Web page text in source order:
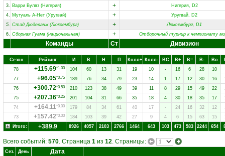
3. Варри Вулвз (Нигерия) +
Нигерия, D2
4. Мутуаль А-Нет (Уругвай) +
Уругвай, D2
5. Стад Дюделанж (Люксембург) +
Люксембург, D1
6. Сборная Гуама (национальная) + Отборочный турнир к чемпионату
Команды Ст Дивизион
Сезон Рейтинг И В Н П Колл+ Колл- ВC В+ В= В- Вo
78
+115.69*1.00 104 60 13 31 19 10 - 16 6 28
10
77
+96.05*0.75 189 76 34 79 23 14 1 17 12 30 16
76
+300.72*0.50 210 123 38 49 39 11 8 29 15 49 22
75
+207.36*0.25 201 104 31 66 35 18 4 30 18 35 17
74
+164.11*0.00 179 84 34 61 40 17 - 24 16 32 12
73
+157.42*0.00 184 103 39 42 27 9 4 6 15 63 15
Итого:
+389.9 8926 4057 2103 2766 1464 643 103 473 583 2244 654
Всего событий: 570. Страница 1 из 12. Страницы:
Сез. День Дата